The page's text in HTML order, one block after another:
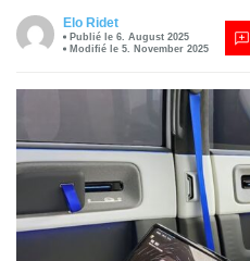
Elo Ridet
Publié le 6. August 2025
Modifié le 5. November 2025